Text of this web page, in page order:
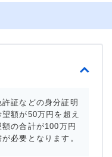
証などの身分証明
額が50万円を超え
の合計が100万円
必要となります。